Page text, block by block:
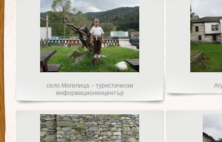
село Могилица – туристически
информационенцентър